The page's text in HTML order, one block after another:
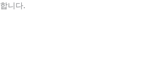
합니다.